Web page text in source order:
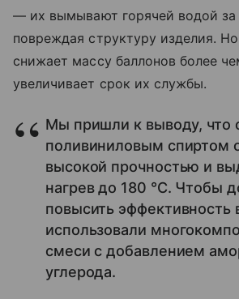
— их вымывают горячей водой за
повреждая структуру изделия.
снижает массу баллонов более
увеличивает срок их службы.
Мы пришли к выводу, что
поливиниловым спиртом
высокой прочностью и
нагрев до 180 °С. Чтобы
повысить
использовали
смеси с добавлением
углерода.